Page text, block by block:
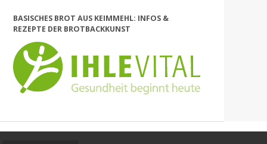
BASISCHES BROT AUS KEIMMEHL: INFOS &
REZEPTE DER BROTBACKKUNST